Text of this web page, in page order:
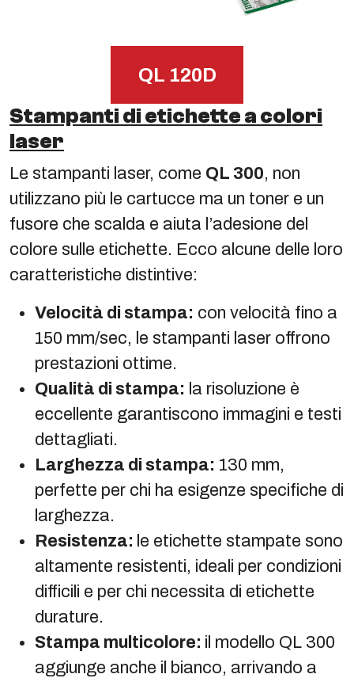
QL 120D
Stampanti di etichette a colori
laser
Le stampanti laser, come QL 300, non
utilizzano più le cartucce ma un toner e un
fusore che scalda e aiuta l’adesione del
colore sulle etichette. Ecco alcune delle loro
caratteristiche distintive:
Velocità di stampa: con velocità fino a
150 mm/sec, le stampanti laser offrono
prestazioni ottime.
Qualità di stampa: la risoluzione è
eccellente garantiscono immagini e testi
dettagliati.
Larghezza di stampa: 130 mm,
perfette per chi ha esigenze specifiche di
larghezza.
Resistenza: le etichette stampate sono
altamente resistenti, ideali per condizioni
difficili e per chi necessita di etichette
durature.
Stampa multicolore: il modello QL 300
aggiunge anche il bianco, arrivando a